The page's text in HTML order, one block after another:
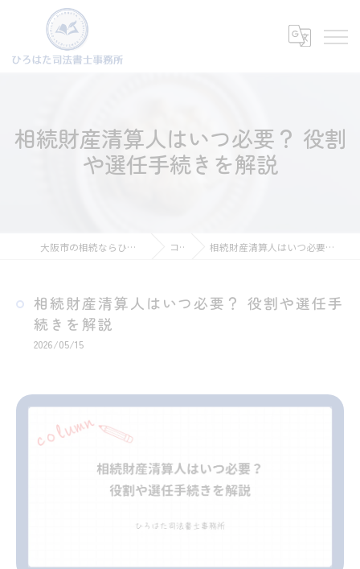
相続財産清算人はいつ必要？ 役割
や選任手続きを解説
大阪市の相続ならひろはた司法書士事務所 コラム 相続財産清算人はいつ必要？ 役割や選任手続きを解説
相続財産清算人はいつ必要？ 役割や選任手
続きを解説
2026/05/15